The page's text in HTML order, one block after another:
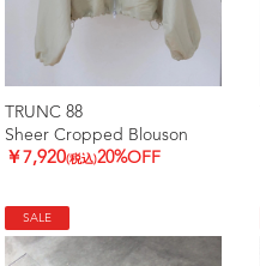
TRUNC 88
Sheer Cropped Blouson
￥7,920(税込)20%OFF
SALE